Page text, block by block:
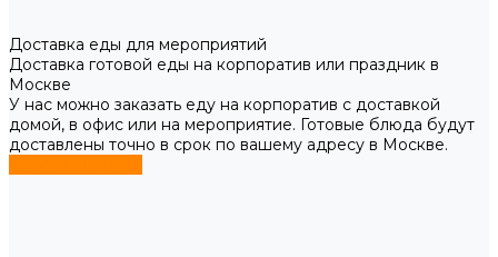
Доставка еды для мероприятий
Доставка готовой еды на корпоратив или праздник в
Москве
У нас можно заказать еду на корпоратив с доставкой
домой, в офис или на мероприятие. Готовые блюда будут
доставлены точно в срок по вашему адресу в Москве.